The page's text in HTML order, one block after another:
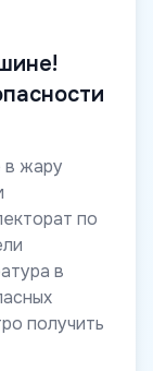
в жару
по
в
получить